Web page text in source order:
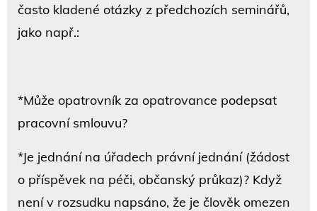
často kladené otázky z předchozích seminářů,
jako např.:
*Může opatrovník za opatrovance podepsat
pracovní smlouvu?
*Je jednání na úřadech právní jednání (žádost
o příspěvek na péči, občanský průkaz)? Když
není v rozsudku napsáno, že je člověk omezen